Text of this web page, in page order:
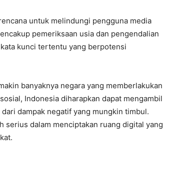
untuk melindungi pengguna media
pemeriksaan usia dan pengendalian
kunci tertentu yang berpotensi
banyaknya negara yang memberlakukan
Indonesia diharapkan dapat mengambil
dampak negatif yang mungkin timbul.
serius dalam menciptakan ruang digital yang